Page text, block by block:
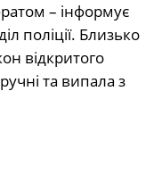
– інформує
поліції. Близько
відкритого
та випала з